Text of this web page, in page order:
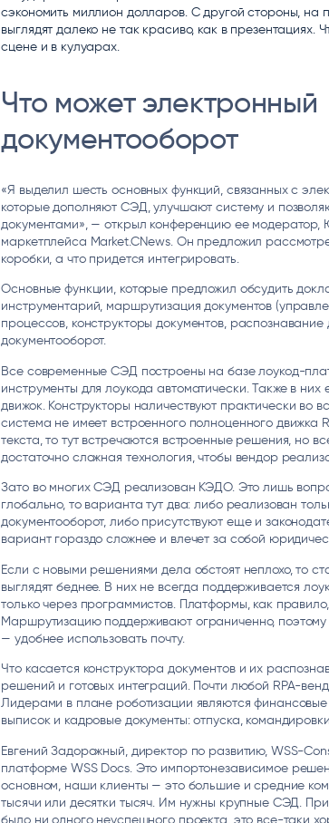
Robovoice
ГОЛОСОВЫЕ И ТЕКСТОВЫЕ БОТЫ
Преферентум
ИНТЕЛЛЕКТУАЛЬНАЯ ОБРАБОТКА
MD
сэкономить миллион долларов. С другой стороны, на
выглядят далеко не так красиво, как в
сцене и в кулуарах.
Что может электронный
документооборот
«Я выделил шесть основных функций, связанных с
которые дополняют СЭД, улучшают систему и
документами», — открыл конференцию ее
маркетплейса Market.CNews. Он предложил
коробки, а что придется интегрировать.
Основные функции, которые предложил обсудить
инструментарий, маршрутизация документов
процессов, конструкторы документов,
документооборот.
Все современные СЭД построены на базе лоукод-
инструменты для лоукода автоматически. Также в
движок. Конструкторы наличествуют практически во
система не имеет встроенного полноценного движка
текста, то тут встречаются встроенные решения, но
достаточно сложная технология, чтобы вендор
Зато во многих СЭД реализован КЭДО. Это лишь
глобально, то варианта тут два: либо реализован
документооборот, либо присутствуют еще и
вариант гораздо сложнее и влечет за собой
Если с новыми решениями дела обстоят неплохо, то
выглядят беднее. В них не всегда поддерживается
только через программистов. Платформы, как
Маршрутизацию поддерживают ограниченно,
— удобнее использовать почту.
Что касается конструктора документов и их
решений и готовых интеграций. Почти любой RPA-
Лидерами в плане роботизации являются финансовые
выписок и кадровые документы: отпуска,
Евгений Задорожный, директор по развитию, WSS-
платформе WSS Docs. Это импортонезависимое
основном, наши клиенты — это большие и средние
тысячи или десятки тысяч. Им нужны крупные СЭД.
было ни одного неуспешного проекта, это все-таки